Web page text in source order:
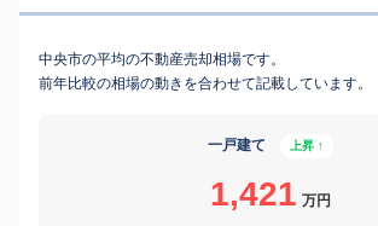
中央市の平均の不動産売却相場です。
前年比較の相場の動きを合わせて記載しています。
一戸建て 上昇 ↑
1,421 万円